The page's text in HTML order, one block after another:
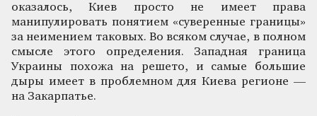
оказалось, Киев просто не имеет права
манипулировать понятием «суверенные границы»
за неимением таковых. Во всяком случае, в полном
смысле этого определения. Западная граница
Украины похожа на решето, и самые большие
дыры имеет в проблемном для Киева регионе —
на Закарпатье.